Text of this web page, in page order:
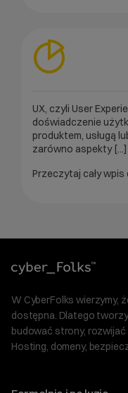
UX, czyli User
doświadczenie
produktem, usługą
zarówno aspekty [...]
Przeczytaj cały wpis
W CyberFolks wierzymy,
dostępna. Dlatego
budować strony,
Hosting, domeny,